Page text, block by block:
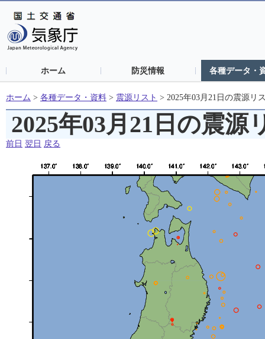
ホーム 防災情報 各種データ・
ホーム > 各種データ・資料 > 震源リスト > 2025年03月21日の震源リ
2025年03月21日の震源
前日 翌日 戻る